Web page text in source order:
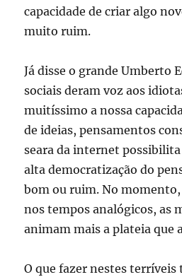
capacidade de criar algo
muito ruim.
Já disse o grande Umberto
sociais deram voz aos
muitíssimo a nossa
de ideias, pensamentos
seara da internet
alta democratização do
bom ou ruim. No
nos tempos analógicos, as
animam mais a plateia que
O que fazer nestes terríveis